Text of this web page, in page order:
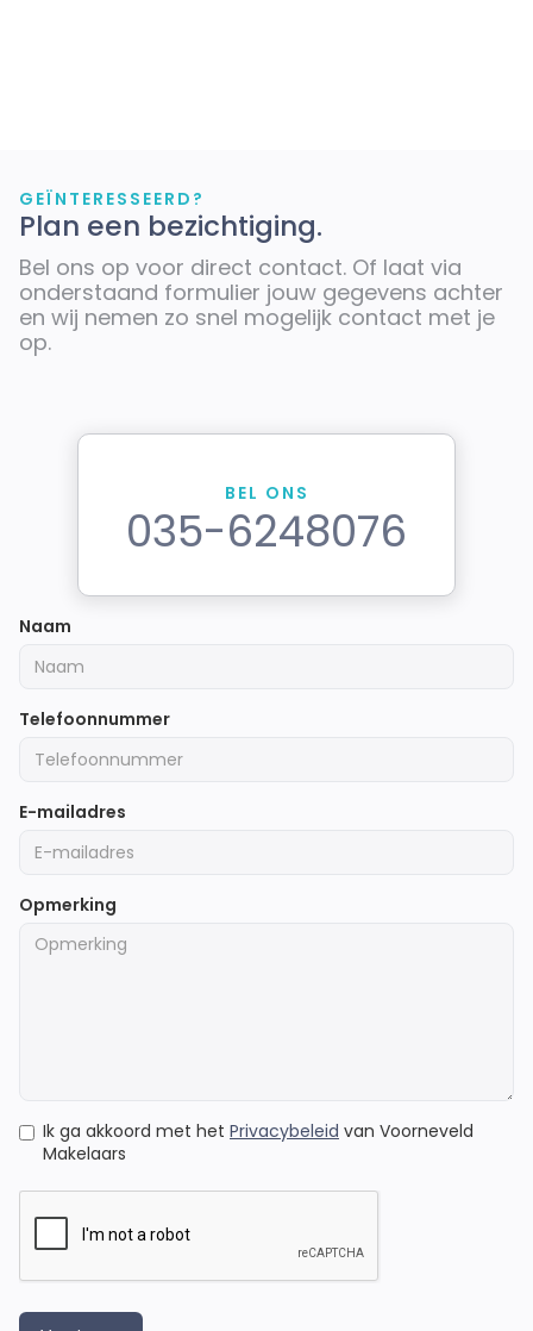
GEÏNTERESSEERD?
Plan een bezichtiging.
Bel ons op voor direct contact. Of laat via
onderstaand formulier jouw gegevens achter
en wij nemen zo snel mogelijk contact met je
op.
BEL ONS
035-6248076
Naam
Telefoonnummer
E-mailadres
Opmerking
Ik ga akkoord met het Privacybeleid van Voorneveld
Makelaars